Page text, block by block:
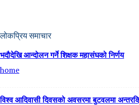
लोकप्रिय समाचार
भदौदेखि आन्दोलन गर्ने शिक्षक महासंघको निर्णय
home
विश्व आदिवासी दिवसको अवसरमा बुटवलमा